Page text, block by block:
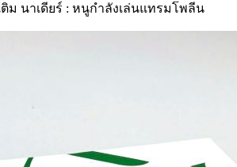
ม นาเดียร์ : หนูกำลังเล่นแทรมโพลีน